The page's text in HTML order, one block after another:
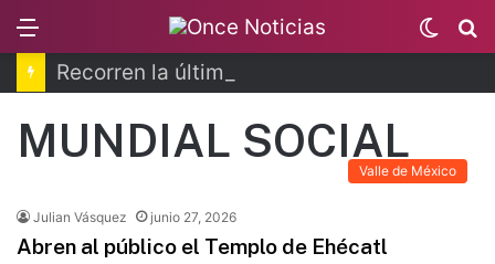
Switch
skin
MUNDIAL SOCIAL
Valle de México
Julian Vásquez junio 27, 2026
Abren al público el Templo de Ehécatl